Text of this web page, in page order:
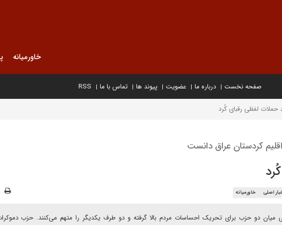
خاورمیانه
صفحه نخست درباره ما عضویت پیوند ها تماس با ما RSS
حملات لفظی رقبای کُرد
اقلیم کردستان عراق دانست
اصلی خاورمیانه
میان دو حزب برای تحریک احساسات مردم بالا گرفته و دو طرف یکدیگر را متهم می‌کنند. حزب